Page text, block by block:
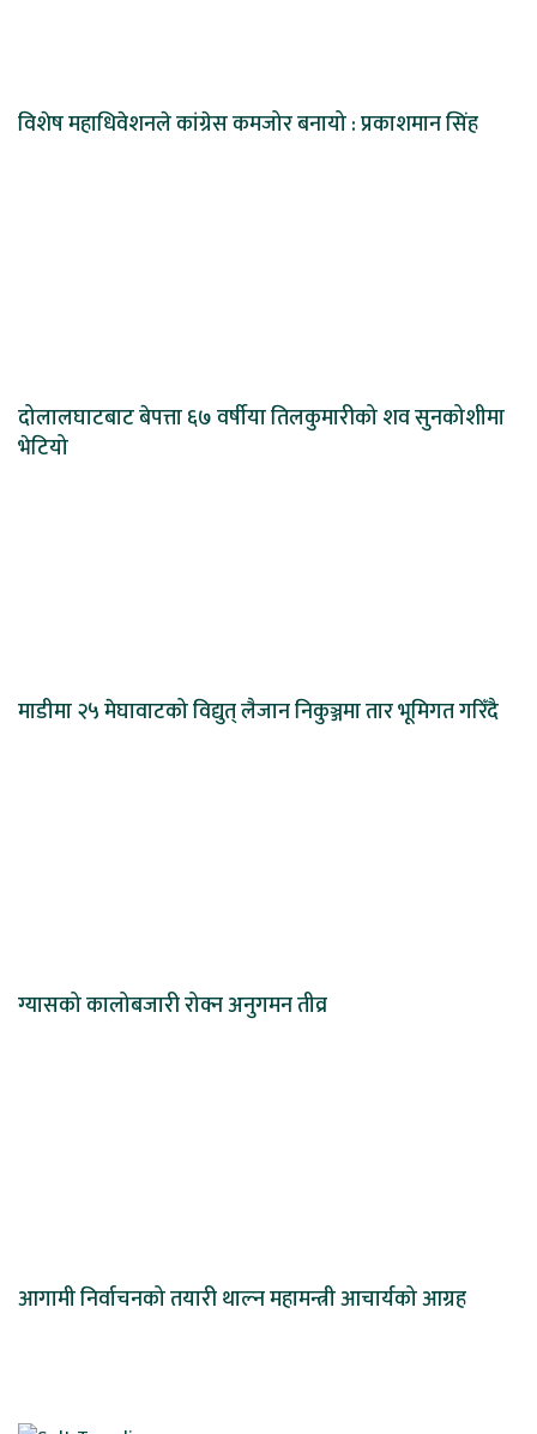
विशेष महाधिवेशनले कांग्रेस कमजोर बनायो : प्रकाशमान सिंह
दोलालघाटबाट बेपत्ता ६७ वर्षीया तिलकुमारीको शव सुनकोशीमा
भेटियो
माडीमा २५ मेघावाटको विद्युत् लैजान निकुञ्जमा तार भूमिगत गरिँदै
ग्यासको कालोबजारी रोक्न अनुगमन तीव्र
आगामी निर्वाचनको तयारी थाल्न महामन्त्री आचार्यको आग्रह